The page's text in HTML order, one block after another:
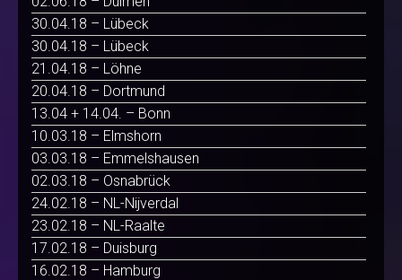
30.04.18 – Lübeck
30.04.18 – Lübeck
21.04.18 – Löhne
20.04.18 – Dortmund
13.04 + 14.04. – Bonn
10.03.18 – Elmshorn
03.03.18 – Emmelshausen
02.03.18 – Osnabrück
24.02.18 – NL-Nijverdal
23.02.18 – NL-Raalte
17.02.18 – Duisburg
16.02.18 – Hamburg